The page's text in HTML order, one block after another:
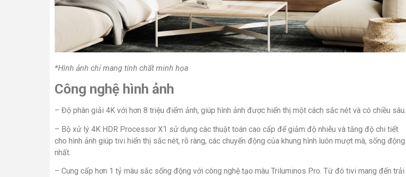
*Hình ảnh chỉ mang tính chất minh họa
Công nghệ hình ảnh
– Độ phân giải 4K với hơn 8 triệu điểm ảnh, giúp hình ảnh được hiển thị một cách sắc nét và có chiều sâu.
– Bộ xử lý 4K HDR Processor X1 sử dụng các thuật toán cao cấp để giảm độ nhiễu và tăng độ chi tiết
cho hình ảnh giúp tivi hiển thị sắc nét, rõ ràng, các chuyển động của khung hình luôn mượt mà, sống động
nhất.
– Cung cấp hơn 1 tỷ màu sắc sống động với công nghệ tạo màu Triluminos Pro. Từ đó tivi mang đến trải